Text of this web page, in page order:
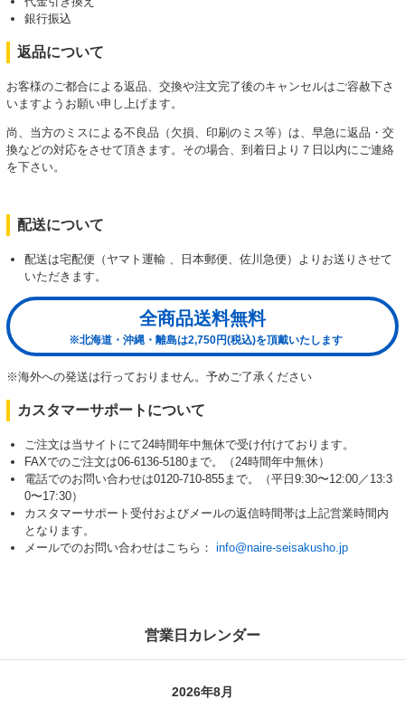
銀行振込
返品について
お客様のご都合による返品、交換や注文完了後のキャンセルはご容赦下さ
いますようお願い申し上げます。
尚、当方のミスによる不良品（欠損、印刷のミス等）は、早急に返品・交
換などの対応をさせて頂きます。その場合、到着日より７日以内にご連絡
を下さい。
配送について
配送は宅配便（ヤマト運輸 、日本郵便、佐川急便）よりお送りさせて
いただきます。
全商品送料無料
※北海道・沖縄・離島は2,750円(税込)を頂戴いたします
※海外への発送は行っておりません。予めご了承ください
カスタマーサポートについて
ご注文は当サイトにて24時間年中無休で受け付けております。
FAXでのご注文は06-6136-5180まで。（24時間年中無休）
電話でのお問い合わせは0120-710-855まで。（平日9:30〜12:00／13:3
0〜17:30）
カスタマーサポート受付およびメールの返信時間帯は上記営業時間内
となります。
メールでのお問い合わせはこちら： info@naire-seisakusho.jp
営業日カレンダー
2026年8月